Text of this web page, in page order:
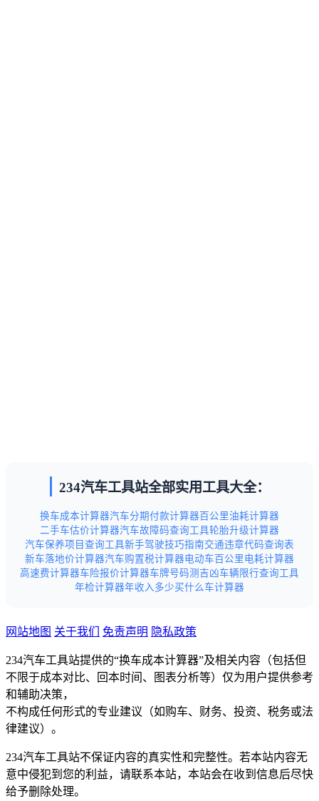
234汽车工具站全部实用工具大全：
换车成本计算器汽车分期付款计算器百公里油耗计算器
二手车估价计算器汽车故障码查询工具轮胎升级计算器
汽车保养项目查询工具新手驾驶技巧指南交通违章代码查询表
新车落地价计算器汽车购置税计算器电动车百公里电耗计算器
高速费计算器车险报价计算器车牌号码测吉凶车辆限行查询工具
年检计算器年收入多少买什么车计算器
网站地图 关于我们 免责声明 隐私政策
234汽车工具站提供的“换车成本计算器”及相关内容（包括但
不限于成本对比、回本时间、图表分析等）仅为用户提供参考
和辅助决策，
不构成任何形式的专业建议（如购车、财务、投资、税务或法
律建议）。
234汽车工具站不保证内容的真实性和完整性。若本站内容无
意中侵犯到您的利益，请联系本站，本站会在收到信息后尽快
给予删除处理。